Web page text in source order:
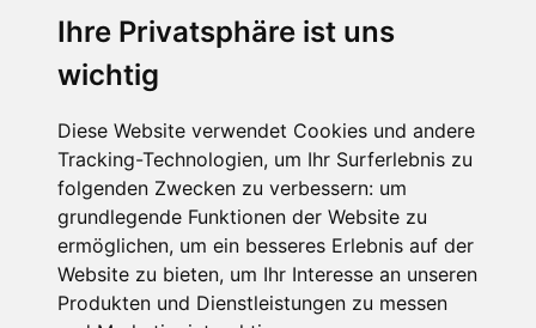
Ihre Privatsphäre ist uns
wichtig
Diese Website verwendet Cookies und andere
Tracking-Technologien, um Ihr Surferlebnis zu
folgenden Zwecken zu verbessern: um
grundlegende Funktionen der Website zu
ermöglichen, um ein besseres Erlebnis auf der
Website zu bieten, um Ihr Interesse an unseren
Produkten und Dienstleistungen zu messen
Wellness
SCHNEEHÖHEN SKI APP
Die Schneehoehen Ski APP für iOS und Android - Ein
Muss für alle Wintersportler und Schneefreaks!